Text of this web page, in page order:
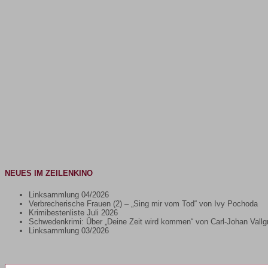
NEUES IM ZEILENKINO
Linksammlung 04/2026
Verbrecherische Frauen (2) – „Sing mir vom Tod“ von Ivy Pochoda
Krimibestenliste Juli 2026
Schwedenkrimi: Über „Deine Zeit wird kommen“ von Carl-Johan
Linksammlung 03/2026
Gib deine E-Mail-Adresse ein ...